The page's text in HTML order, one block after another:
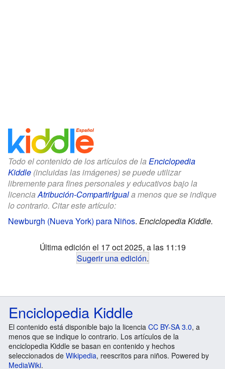
Todo el contenido de los artículos de la Enciclopedia
Kiddle (incluidas las imágenes) se puede utilizar
libremente para fines personales y educativos bajo la
licenciaAtribución-CompartirIguala menos que se indique
lo contrario. Citar este artículo:
Newburgh (Nueva York) para Niños. Enciclopedia Kiddle.
Última edición el 17 oct 2025, a las 11:19
Sugerir una edición.
Enciclopedia Kiddle
El contenido está disponible bajo la licencia CC BY-SA 3.0, a
menos que se indique lo contrario. Los artículos de la
enciclopedia Kiddle se basan en contenido y hechos
seleccionados de Wikipedia, reescritos para niños. Powered by
MediaWiki.